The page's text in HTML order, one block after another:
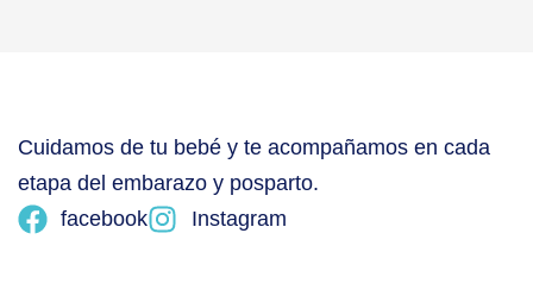
Cuidamos de tu bebé y te acompañamos en cada
etapa del embarazo y posparto.
facebook
Instagram